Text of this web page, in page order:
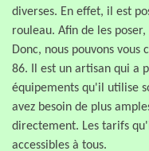
diverses. En effet, il est
rouleau. Afin de les
Donc, nous pouvons
86. Il est un artisan qui a
équipements qu'il utilise
avez besoin de plus
directement. Les tarifs
accessibles à tous.